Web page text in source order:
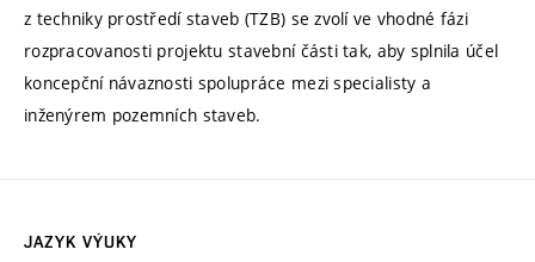
z techniky prostředí staveb (TZB) se zvolí ve vhodné fázi
rozpracovanosti projektu stavební části tak, aby splnila účel
koncepční návaznosti spolupráce mezi specialisty a
inženýrem pozemních staveb.
JAZYK VÝUKY